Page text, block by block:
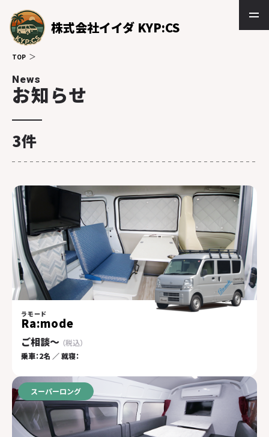
株式会社イイダ KYP:CS
TOP
News
お知らせ
3件
ラモード
Ra:mode
ご相談〜
乗車：2名 ／ 就寝：
スーパーロング